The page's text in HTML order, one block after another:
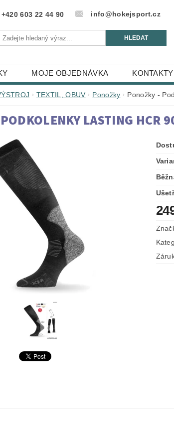
+420 603 22 44 90 info@hokejsport.cz
MOJE OBJEDNÁVKA KONTAKTY
TEXTIL, OBUV Ponožky Ponožky -
LASTING HCR